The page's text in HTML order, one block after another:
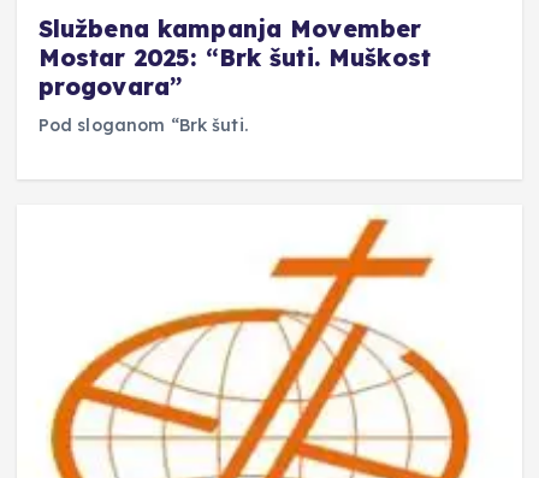
Službena kampanja Movember
Mostar 2025: “Brk šuti. Muškost
progovara”
Pod sloganom “Brk šuti.